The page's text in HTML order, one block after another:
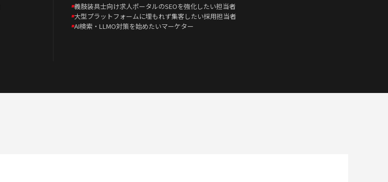
義肢装具士向け求人ポータルのSEOを強化したい担当者
大型プラットフォームに埋もれず集客したい採用担当者
AI検索・LLMO対策を始めたいマーケター